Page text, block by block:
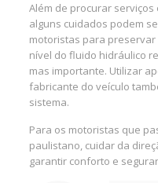
Além de procurar
alguns cuidados podem
motoristas para
nível do fluido hidráulico
mas importante. Utilizar
fabricante do veículo
sistema.
Para os motoristas que
paulistano, cuidar da
garantir conforto e